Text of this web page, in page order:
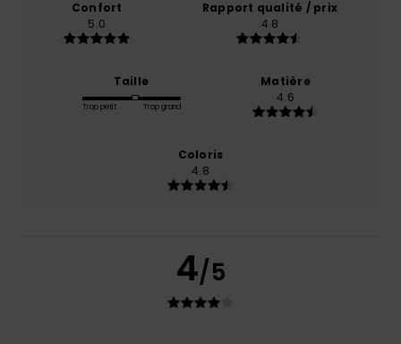
Confort
5.0
Rapport qualité / prix
4.8
Taille
Trop petit Trop grand
Matière
4.6
Coloris
4.8
4/5